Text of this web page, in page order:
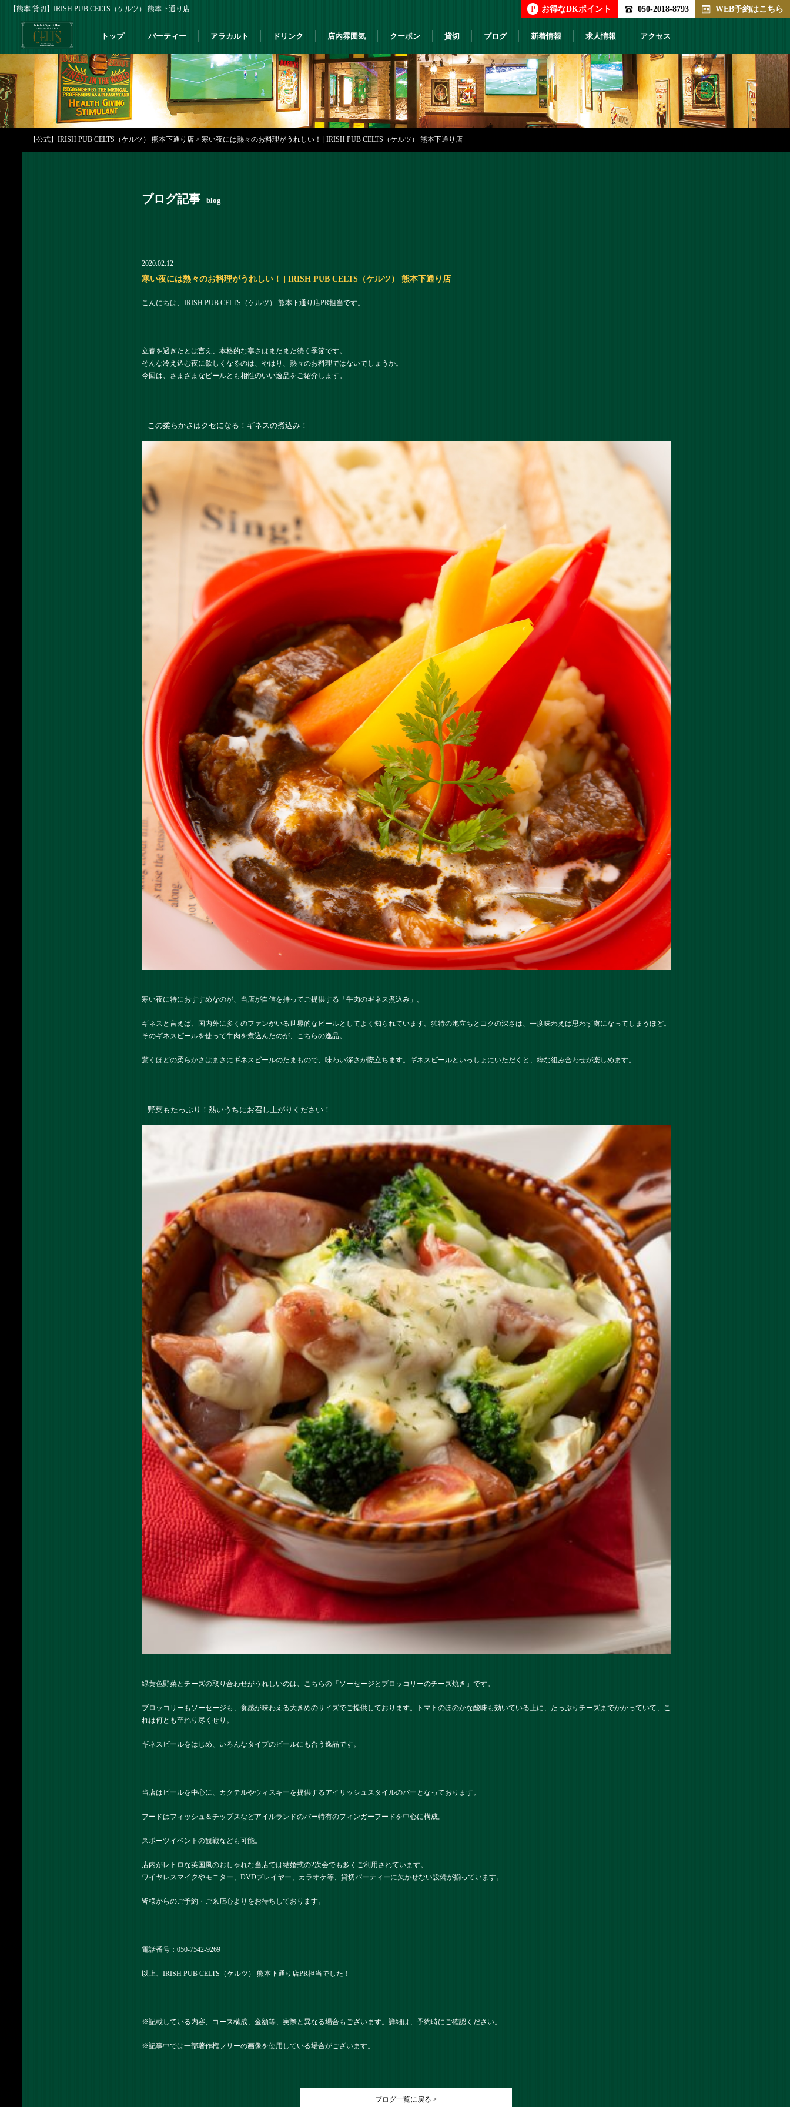
【熊本 貸切】IRISH PUB CELTS（ケルツ） 熊本下通り店 P お得なDKポイント 050-2018-8793 WEB予約はこちら
トップ パーティー アラカルト ドリンク 店内雰囲気 クーポン 貸切 ブログ 新着情報 求人情報 アクセス
【公式】IRISH PUB CELTS（ケルツ） 熊本下通り店 > 寒い夜には熱々のお料理がうれしい！ | IRISH PUB CELTS（ケルツ） 熊本下通り店
ブログ記事 blog
2020.02.12
寒い夜には熱々のお料理がうれしい！ | IRISH PUB CELTS（ケルツ） 熊本下通り店
こんにちは、IRISH PUB CELTS（ケルツ） 熊本下通り店PR担当です。
立春を過ぎたとは言え、本格的な寒さはまだまだ続く季節です。
そんな冷え込む夜に欲しくなるのは、やはり、熱々のお料理ではないでしょうか。
今回は、さまざまなビールとも相性のいい逸品をご紹介します。
この柔らかさはクセになる！ギネスの煮込み！
寒い夜に特におすすめなのが、当店が自信を持ってご提供する「牛肉のギネス煮込み」。
ギネスと言えば、国内外に多くのファンがいる世界的なビールとしてよく知られています。独特の泡立ちとコクの深さは、一度味わえば思わず虜になってしまうほど。
そのギネスビールを使って牛肉を煮込んだのが、こちらの逸品。
驚くほどの柔らかさはまさにギネスビールのたまもので、味わい深さが際立ちます。ギネスビールといっしょにいただくと、粋な組み合わせが楽しめます。
野菜もたっぷり！熱いうちにお召し上がりください！
緑黄色野菜とチーズの取り合わせがうれしいのは、こちらの「ソーセージとブロッコリーのチーズ焼き」です。
ブロッコリーもソーセージも、食感が味わえる大きめのサイズでご提供しております。トマトのほのかな酸味も効いている上に、たっぷりチーズまでかかっていて、こ
れは何とも至れり尽くせり。
ギネスビールをはじめ、いろんなタイプのビールにも合う逸品です。
当店はビールを中心に、カクテルやウィスキーを提供するアイリッシュスタイルのバーとなっております。
フードはフィッシュ＆チップスなどアイルランドのバー特有のフィンガーフードを中心に構成。
スポーツイベントの観戦なども可能。
店内がレトロな英国風のおしゃれな当店では結婚式の2次会でも多くご利用されています。
ワイヤレスマイクやモニター、DVDプレイヤー、カラオケ等、貸切パーティーに欠かせない設備が揃っています。
皆様からのご予約・ご来店心よりをお待ちしております。
電話番号：050-7542-9269
以上、IRISH PUB CELTS（ケルツ） 熊本下通り店PR担当でした！
※記載している内容、コース構成、金額等、実際と異なる場合もございます。詳細は、予約時にご確認ください。
※記事中では一部著作権フリーの画像を使用している場合がございます。
ブログ一覧に戻る >